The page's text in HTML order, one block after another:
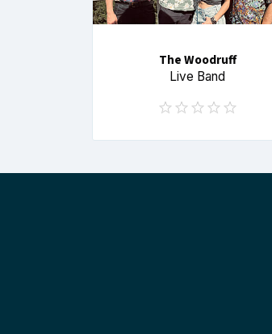
The Woodruff
Live Band